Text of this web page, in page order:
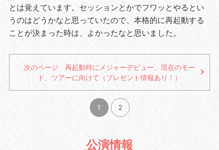
とは覚えています。セッションとかでフワッとやるとい
うのはどうかなと思っていたので、本格的に再起動する
ことが決まった時は、よかったなと思いました。
次のページ 再起動時にメジャーデビュー、現在のモー
ド、ツアーに向けて（プレゼント情報あり！）
1 2
公演情報